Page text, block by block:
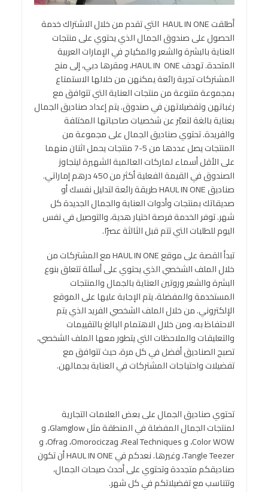
أطلقت HAUL IN ONE التي تقدم من خلال الاشتراك خدمة
الحصول على صندوق الجمال الذي يحتوي على منتجات
العناية بالبشرة والشعر والمكياج في الإمارات العربية
المتحدة. تهدف HAUL IN ONE، ومقرها دبي، إلى منح
المشتركات تجربة رائعة يمكنهن من خلالها الاستمتاع
بمجموعة متنوعة من منتجات العناية التي تتوافق مع
رغباتهن وتفضيلاتهن في صندوق. يتم إعداد صناديق الجمال
بعناية بالغة لتعبّر عن شخصيات صاحباتها المختلفة
والفريدة. تحتوي صناديق الجمال على مجموعة من
المنتجات يصل عددها من 5-7 منتجات يحمل اثنان منهما
على الأقل أسماء لماركات العالمية الشهيرة ليتجاوز
الصندوق في القيمة الفعلية أكثر من 450 درهم إماراتي.
صناديق HAUL IN ONE طريقة رائعة لتدليل نفسك أو
صديقاتك بمنتجات وأدوات العناية والجمال الجديدة كل
شهر. توفر الخدمة فرصة اختيار هدية، والتوصيل في نفس
اليوم للطلبات التي تتم قبل الثالثة عصرًا.
تبدأ القصة على موقع HAUL IN ONE مع المشتركات من
خلال الملف الشخصي الذي يحتوي على أسئلة تتعلق بنوع
البشرة والشعر وروتين العناية بالجمال والمنتجات
المستخدمة والمفضلة، يتم الإجابة عليها على الموقع
الإلكتروني. من خلال الملف الشخصي الفريد الذي يتم
الاحتفاظ به، ومن خلال الاهتمام البالغ بالتقييمات
والتعليقات والملاحظات التي يتطور معها الملف الشخصي،
تصبح الصناديق أفضل في كل مرة، حيث تتوافق مع
تفضيلات واحتياجات المشتركات في العناية بجمالهن.
تحتوي صناديق الجمال على بعض العلامات التجارية
لمنتجات الجمال المفضلة في المنطقة مثل Glamglow، و
Color WOW، و Real Techniques، وOmorocicza، وOfra، و
Tangle Teezer، وغيرها. نعدكم في HAUL IN ONE أن تكون
صناديقكم متجددة وتحتوي على أحدث صيحات الجمال،
وتتناسب مع تفضيلاتكم في كل شهر.